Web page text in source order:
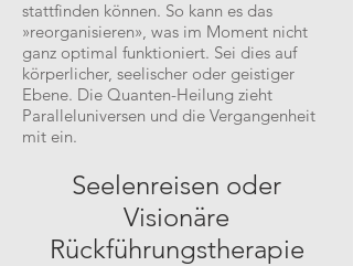
stattfinden können. So kann es das
»reorganisieren», was im Moment nicht
ganz optimal funktioniert. Sei dies auf
körperlicher, seelischer oder geistiger
Ebene. Die Quanten-Heilung zieht
Paralleluniversen und die Vergangenheit
mit ein.
Seelenreisen oder
Visionäre
Rückführungstherapie